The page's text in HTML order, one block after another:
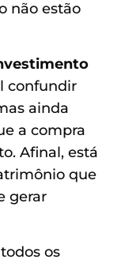
não estão
confundir
ainda
a compra
Afinal, está
que
gerar
os